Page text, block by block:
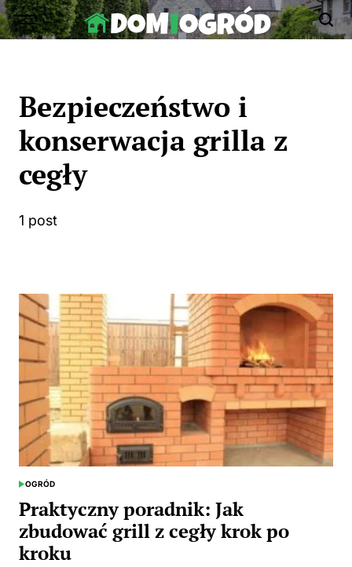
Skip
to
Bezpieczeństwo i
konserwacja grilla z
cegły
1 post
POSTED
OGRÓD
Praktyczny poradnik: Jak
zbudować grill z cegły krok po
kroku